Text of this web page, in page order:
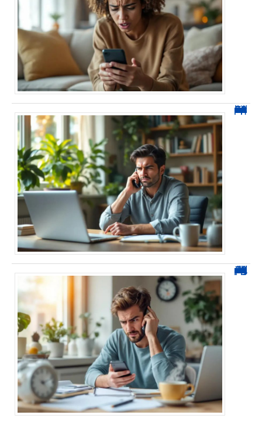
0270 spam : reconnaître ces appels et les bloquer sans erreur
0270 démarchage : comment repérer, bloquer et signaler ces appels